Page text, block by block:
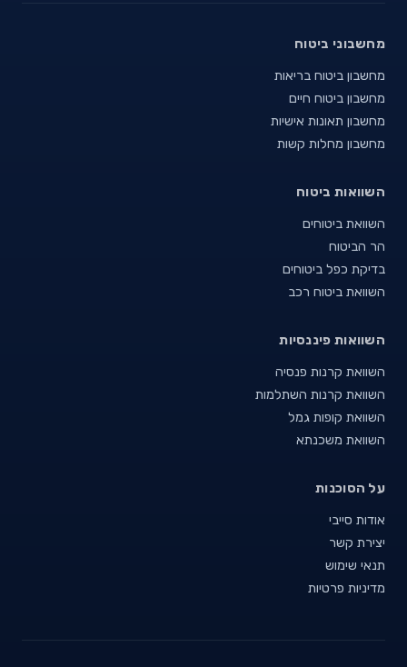
מחשבוני ביטוח
מחשבון ביטוח בריאות
מחשבון ביטוח חיים
מחשבון תאונות אישיות
מחשבון מחלות קשות
השוואות ביטוח
השוואת ביטוחים
הר הביטוח
בדיקת כפל ביטוחים
השוואת ביטוח רכב
השוואות פיננסיות
השוואת קרנות פנסיה
השוואת קרנות השתלמות
השוואת קופות גמל
השוואת משכנתא
על הסוכנות
אודות סייבי
יצירת קשר
תנאי שימוש
מדיניות פרטיות